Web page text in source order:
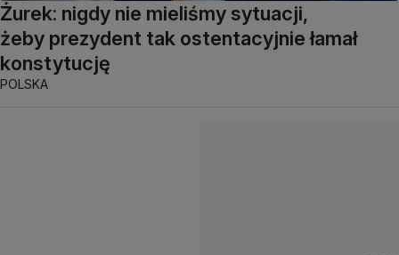
Żurek: nigdy nie mieliśmy sytuacji,
żeby prezydent tak ostentacyjnie łamał
konstytucję
POLSKA